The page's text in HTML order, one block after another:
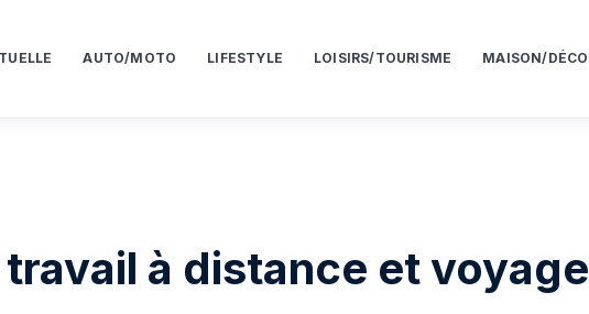
AUTO/MOTO LIFESTYLE LOISIRS/TOURISME MAISON/DÉCO
à distance et voyage